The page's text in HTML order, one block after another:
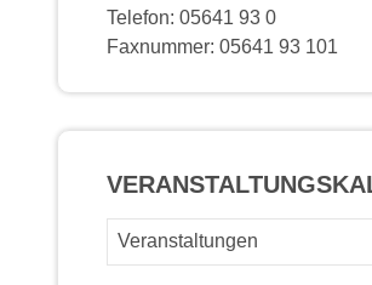
Telefon: 05641 93 0
Faxnummer: 05641 93 101